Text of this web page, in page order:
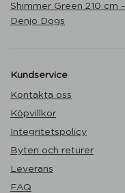
Shimmer Green 210 cm -
Denjo Dogs
Kundservice
Kontakta oss
Köpvillkor
Integritetspolicy
Byten och returer
Leverans
FAQ